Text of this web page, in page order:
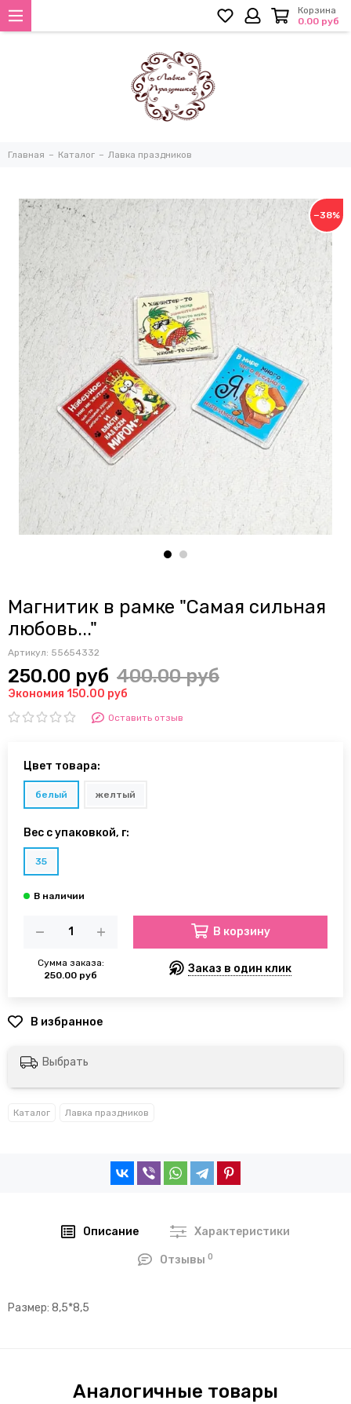
Корзина
0.00 руб
Главная Каталог Лавка праздников
−38%
Магнитик в рамке "Самая сильная
любовь..."
Артикул: 55654332
250.00 руб 400.00 руб
Экономия 150.00 руб
Оставить отзыв
Цвет товара:
белый желтый
Вес с упаковкой, г:
35
Сумма заказа:
250.00 руб
В корзину
Заказ в один клик
Выбрать
Каталог Лавка праздников
Описание Характеристики
Отзывы0
Размер: 8,5*8,5
Аналогичные товары